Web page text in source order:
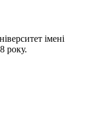
імені
року.